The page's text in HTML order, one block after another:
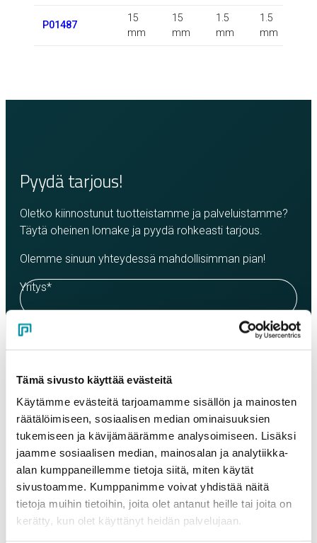
Tämä sivusto käyttää evästeitä
Käytämme evästeitä tarjoamamme sisällön ja mainosten
räätälöimiseen, sosiaalisen median ominaisuuksien
tukemiseen ja kävijämäärämme analysoimiseen. Lisäksi
jaamme sosiaalisen median, mainosalan ja analytiikka-
alan kumppaneillemme tietoja siitä, miten käytät
sivustoamme. Kumppanimme voivat yhdistää näitä
tietoja muihin tietoihin, joita olet antanut heille tai joita on
kerätty, kun olet käyttänyt heidän palvelujaan.
P01487
15
mm
15
mm
1.5
mm
1.5
mm
Pyydä tarjous!
Oletko kiinnostunut tuotteistamme ja palveluistamme?
Täytä oheinen lomake ja pyydä rohkeasti tarjous.
Olemme sinuun yhteydessä mahdollisimman pian!
Yritys*
Sähköposti*
Puhelinnumero
Tuotteet
Valitse tuote ja syötä tilauksen määrä metreinä. Huomioithan, että